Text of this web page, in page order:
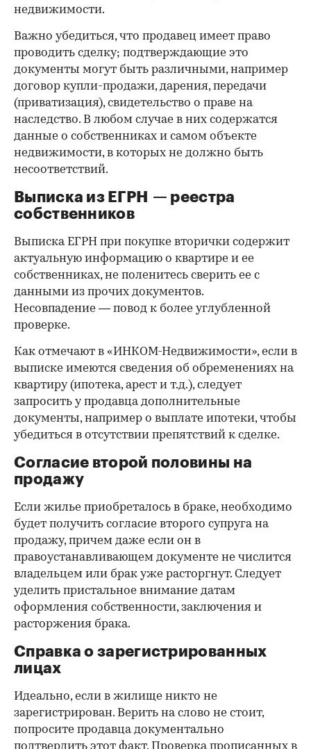
недвижимости.
Важно убедиться, что продавец имеет право
проводить сделку; подтверждающие это
документы могут быть различными, например
договор купли-продажи, дарения, передачи
(приватизация), свидетельство о праве на
наследство. В любом случае в них содержатся
данные о собственниках и самом объекте
недвижимости, в которых не должно быть
несоответствий.
Выписка из ЕГРН — реестра
собственников
Выписка ЕГРН при покупке вторички содержит
актуальную информацию о квартире и ее
собственниках, не поленитесь сверить ее с
данными из прочих документов.
Несовпадение — повод к более углубленной
проверке.
Как отмечают в «ИНКОМ-Недвижимости», если в
выписке имеются сведения об обременениях на
квартиру (ипотека, арест и т.д.), следует
запросить у продавца дополнительные
документы, например о выплате ипотеки, чтобы
убедиться в отсутствии препятствий к сделке.
Согласие второй половины на
продажу
Если жилье приобреталось в браке, необходимо
будет получить согласие второго супруга на
продажу, причем даже если он в
правоустанавливающем документе не числится
владельцем или брак уже расторгнут. Следует
уделить пристальное внимание датам
оформления собственности, заключения и
расторжения брака.
Справка о зарегистрированных
лицах
Идеально, если в жилище никто не
зарегистрирован. Верить на слово не стоит,
попросите продавца документально
подтвердить этот факт. Проверка прописанных в